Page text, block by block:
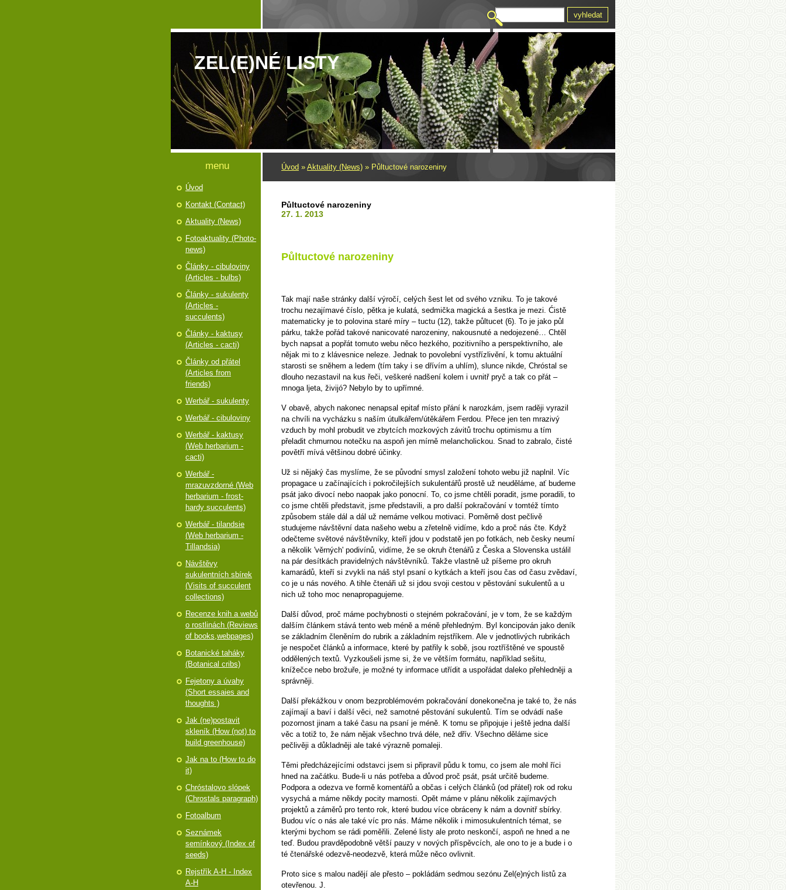
ZEL(E)NÉ LISTY
Úvod » Aktuality (News) » Půltuctové narozeniny
Půltuctové narozeniny
27. 1. 2013
Půltuctové narozeniny
Tak mají naše stránky další výročí, celých šest let od svého vzniku. To je takové
trochu nezajímavé číslo, pětka je kulatá, sedmička magická a šestka je mezi. Ćistě
matematicky je to polovina staré míry – tuctu (12), takže půltucet (6). To je jako půl
párku, takže pořád takové nanicovaté narozeniny, nakousnuté a nedojezené… Chtěl
bych napsat a popřát tomuto webu něco hezkého, pozitivního a perspektivního, ale
nějak mi to z klávesnice neleze. Jednak to povolební vystřízlivění, k tomu aktuální
starosti se sněhem a ledem (tím taky i se dřívím a uhlím), slunce nikde, Chróstal se
dlouho nezastavil na kus řeči, veškeré nadšení kolem i uvnitř pryč a tak co přát –
mnoga ljeta, živijó? Nebylo by to upřímné.
V obavě, abych nakonec nenapsal epitaf místo přání k narozkám, jsem raději vyrazil
na chvíli na vycházku s naším útulkářem/útěkářem Ferdou. Přece jen ten mrazivý
vzduch by mohl probudit ve zbytcích mozkových závitů trochu optimismu a tím
přeladit chmurnou notečku na aspoň jen mírně melancholickou. Snad to zabralo, čisté
povětří mívá většinou dobré účinky.
Už si nějaký čas myslíme, že se původní smysl založení tohoto webu již naplnil. Víc
propagace u začínajících i pokročilejších sukulentářů prostě už neuděláme, ať budeme
psát jako divocí nebo naopak jako ponocní. To, co jsme chtěli poradit, jsme poradili, to
co jsme chtěli představit, jsme představili, a pro další pokračování v tomtéž tímto
způsobem stále dál a dál už nemáme velkou motivaci. Poměrně dost pečlivě
studujeme návštěvní data našeho webu a zřetelně vidíme, kdo a proč nás čte. Když
odečteme světové návštěvníky, kteří jdou v podstatě jen po fotkách, neb česky neumí
a několik 'věrných' podivínů, vidíme, že se okruh čtenářů z Česka a Slovenska ustálil
na pár desítkách pravidelných návštěvníků. Takže vlastně už píšeme pro okruh
kamarádů, kteří si zvykli na náš styl psaní o kytkách a kteří jsou čas od času zvědaví,
co je u nás nového. A tihle čtenáři už si jdou svoji cestou v pěstování sukulentů a u
nich už toho moc nenapropagujeme.
Další důvod, proč máme pochybnosti o stejném pokračování, je v tom, že se každým
dalším článkem stává tento web méně a méně přehledným. Byl koncipován jako deník
se základním členěním do rubrik a základním rejstříkem. Ale v jednotlivých rubrikách
je nespočet článků a informace, které by patřily k sobě, jsou roztříštěné ve spoustě
oddělených textů. Vyzkoušeli jsme si, že ve větším formátu, například sešitu,
knížečce nebo brožuře, je možné ty informace utřídit a uspořádat daleko přehledněji a
správněji.
Další překážkou v onom bezproblémovém pokračování donekonečna je také to, že nás
zajímají a baví i další věci, než samotné pěstování sukulentů. Tím se odvádí naše
pozornost jinam a také času na psaní je méně. K tomu se připojuje i ještě jedna další
věc a totiž to, že nám nějak všechno trvá déle, než dřív. Všechno děláme sice
pečlivěji a důkladněji ale také výrazně pomaleji.
Těmi předcházejícími odstavci jsem si připravil půdu k tomu, co jsem ale mohl říci
hned na začátku. Bude-li u nás potřeba a důvod proč psát, psát určitě budeme.
Podpora a odezva ve formě komentářů a občas i celých článků (od přátel) rok od roku
vysychá a máme někdy pocity marnosti. Opět máme v plánu několik zajímavých
projektů a záměrů pro tento rok, které budou více obráceny k nám a dovnitř sbírky.
Budou víc o nás ale také víc pro nás. Máme několik i mimosukulentních témat, se
kterými bychom se rádi poměřili. Zelené listy ale proto neskončí, aspoň ne hned a ne
teď. Budou pravděpodobně větší pauzy v nových příspěvcích, ale ono to je a bude i o
té čtenářské odezvě-neodezvě, která může něco ovlivnit.
Proto sice s malou nadějí ale přesto – pokládám sedmou sezónu Zel(e)ných listů za
otevřenou. J.
menu
Úvod
Kontakt (Contact)
Aktuality (News)
Fotoaktuality (Photo-
news)
Články - cibuloviny
(Articles - bulbs)
Články - sukulenty
(Articles -
succulents)
Články - kaktusy
(Articles - cacti)
Články od přátel
(Articles from
friends)
Werbář - sukulenty
Werbář - cibuloviny
Werbář - kaktusy
(Web herbarium -
cacti)
Werbář -
mrazuvzdorné (Web
herbarium - frost-
hardy succulents)
Werbář - tilandsie
(Web herbarium -
Tillandsia)
Návštěvy
sukulentních sbírek
(Visits of succulent
collections)
Recenze knih a webů
o rostlinách (Reviews
of books,webpages)
Botanické taháky
(Botanical cribs)
Fejetony a úvahy
(Short essaies and
thoughts )
Jak (ne)postavit
skleník (How (not) to
build greenhouse)
Jak na to (How to do
it)
Chróstalovo slópek
(Chrostals paragraph)
Fotoalbum
Seznámek
semínkový (Index of
seeds)
Rejstřík A-H - Index
A-H